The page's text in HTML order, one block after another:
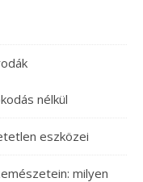
nélkül
eszközei
milyen